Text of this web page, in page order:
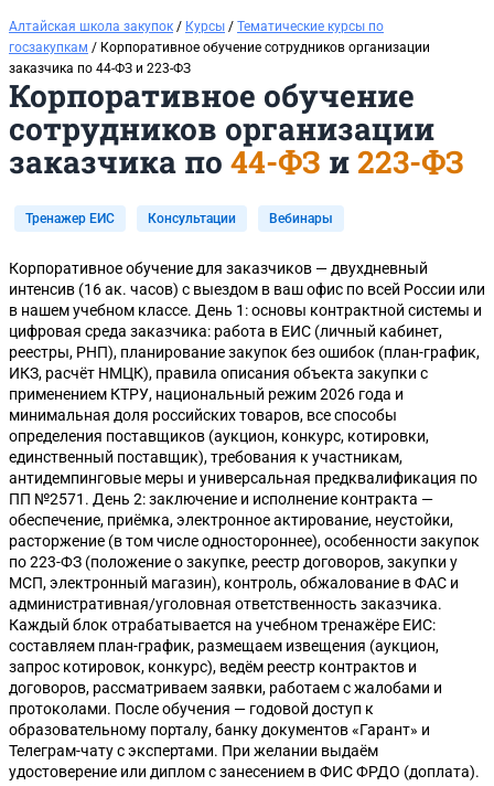
Алтайская школа закупок / Курсы / Тематические курсы по
госзакупкам / Корпоративное обучение сотрудников организации
заказчика по 44-ФЗ и 223-ФЗ
Корпоративное обучение
сотрудников организации
заказчика по 44-ФЗ и223-ФЗ
Тренажер ЕИС Консультации Вебинары
Корпоративное обучение для заказчиков — двухдневный
интенсив (16 ак. часов) с выездом в ваш офис по всей России или
в нашем учебном классе. День 1: основы контрактной системы и
цифровая среда заказчика: работа в ЕИС (личный кабинет,
реестры, РНП), планирование закупок без ошибок (план-график,
ИКЗ, расчёт НМЦК), правила описания объекта закупки с
применением КТРУ, национальный режим 2026 года и
минимальная доля российских товаров, все способы
определения поставщиков (аукцион, конкурс, котировки,
единственный поставщик), требования к участникам,
антидемпинговые меры и универсальная предквалификация по
ПП №2571. День 2: заключение и исполнение контракта —
обеспечение, приёмка, электронное актирование, неустойки,
расторжение (в том числе одностороннее), особенности закупок
по 223-ФЗ (положение о закупке, реестр договоров, закупки у
МСП, электронный магазин), контроль, обжалование в ФАС и
административная/уголовная ответственность заказчика.
Каждый блок отрабатывается на учебном тренажёре ЕИС:
составляем план-график, размещаем извещения (аукцион,
запрос котировок, конкурс), ведём реестр контрактов и
договоров, рассматриваем заявки, работаем с жалобами и
протоколами. После обучения — годовой доступ к
образовательному порталу, банку документов «Гарант» и
Телеграм-чату с экспертами. При желании выдаём
удостоверение или диплом с занесением в ФИС ФРДО (доплата).